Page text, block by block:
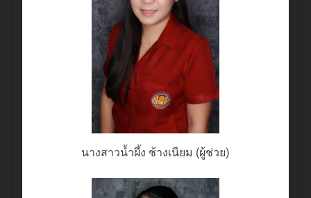
นางสาวน้ำผึ้ง ช้างเนียม (ผู้ช่วย)